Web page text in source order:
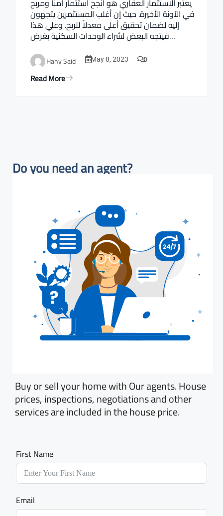
في الآونة الأخيرة. حيث إن أغلب المستثمرين يتجهون
إليه لضمان تحقيق أعلى معدلاً للربح. وعلي هذا
فيتجه البعض لشراء الوحدات السكنية بغرض…
Hany Said May 8, 2023 0
Read More
Do you need an agent?​
Buy or sell your home with Our agents. House
prices, inspections, negotiations and other
services are included in the house price.
First Name
Email